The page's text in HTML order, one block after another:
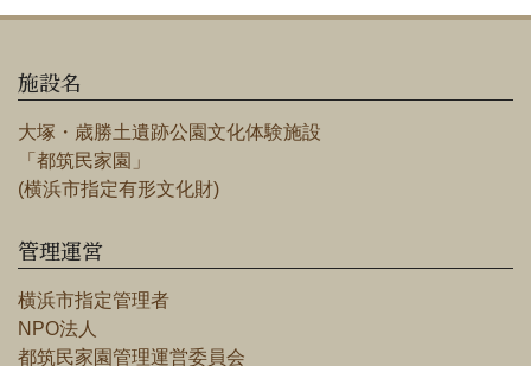
施設名
大塚・歳勝土遺跡公園文化体験施設
「都筑民家園」
(横浜市指定有形文化財)
管理運営
横浜市指定管理者
NPO法人
都筑民家園管理運営委員会